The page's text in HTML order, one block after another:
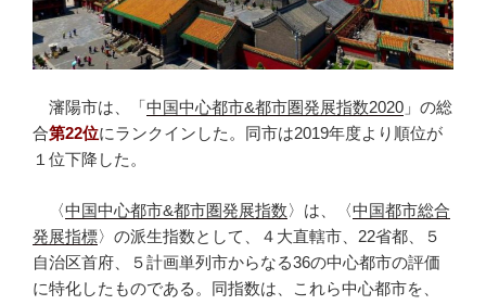
瀋陽市は、「中国中心都市&都市圏発展指数2020 」の総
合第22位にランクインした。同市は2019年度より順位が
１位下降した。
〈中国中心都市&都市圏発展指数〉は、〈中国都市総合
発展指標〉の派生指数として、４大直轄市、22省都、５
自治区首府、５計画単列市からなる36の中心都市の評価
に特化したものである。同指数は、これら中心都市を、